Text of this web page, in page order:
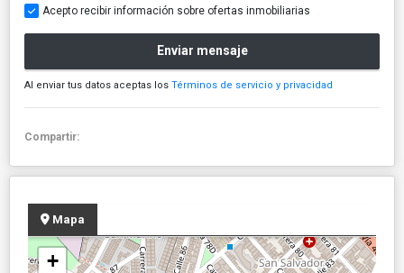
Acepto recibir información sobre ofertas inmobiliarias
Enviar mensaje
Al enviar tus datos aceptas los Términos de servicio y privacidad
Compartir:
Mapa
+